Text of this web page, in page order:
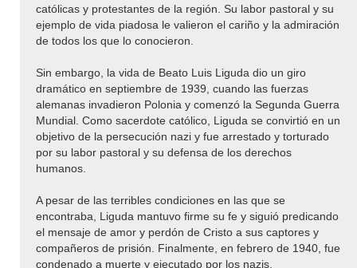
católicas y protestantes de la región. Su labor pastoral y su
ejemplo de vida piadosa le valieron el cariño y la admiración
de todos los que lo conocieron.
Sin embargo, la vida de Beato Luis Liguda dio un giro
dramático en septiembre de 1939, cuando las fuerzas
alemanas invadieron Polonia y comenzó la Segunda Guerra
Mundial. Como sacerdote católico, Liguda se convirtió en un
objetivo de la persecución nazi y fue arrestado y torturado
por su labor pastoral y su defensa de los derechos
humanos.
A pesar de las terribles condiciones en las que se
encontraba, Liguda mantuvo firme su fe y siguió predicando
el mensaje de amor y perdón de Cristo a sus captores y
compañeros de prisión. Finalmente, en febrero de 1940, fue
condenado a muerte y ejecutado por los nazis,